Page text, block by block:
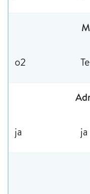
o2
ja ja